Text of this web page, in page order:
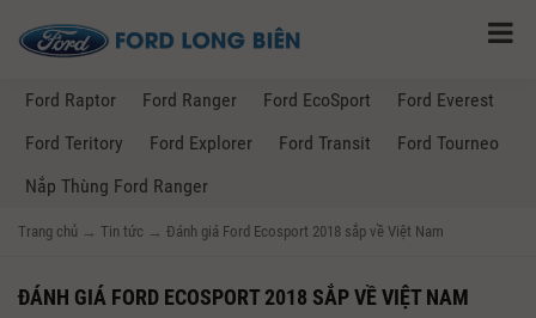
Ford Raptor Ford Ranger Ford EcoSport
Ford Everest
Ford Teritory
Ford Explorer Ford Transit
Ford Tourneo
Nắp Thùng Ford Ranger
Trang chủ → Tin tức → Đánh giá Ford Ecosport 2018 sắp về Việt Nam
ĐÁNH GIÁ FORD ECOSPORT 2018 SẮP VỀ VIỆT NAM